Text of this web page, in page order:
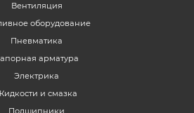
Вентиляция
оборудование
Пневматика
арматура
Электрика
и смазка
Подшипники